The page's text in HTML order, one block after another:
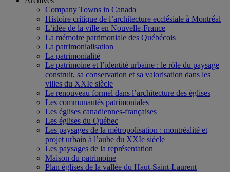
Company Towns in Canada
Histoire critique de l’architecture ecclésiale à Montréal
L’idée de la ville en Nouvelle-France
La mémoire patrimoniale des Québécois
La patrimonialisation
La patrimonialité
Le patrimoine et l’identité urbaine : le rôle du paysage
construit, sa conservation et sa valorisation dans les
villes du XXIe siècle
Le renouveau formel dans l’architecture des églises
Les communautés patrimoniales
Les églises canadiennes-françaises
Les églises du Québec
Les paysages de la métropolisation : montréalité et
projet urbain à l’aube du XXIe siècle
Les paysages de la représentation
Maison du patrimoine
Plan églises de la vallée du Haut-Saint-Laurent